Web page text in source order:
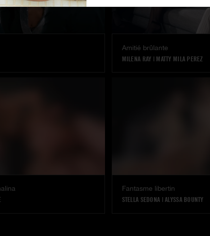
Amitié brûlante
MILENA RAY | MATTY MILA PEREZ
Fantasme libertin
STELLA SEDONA |ALYSSA BOUNTY